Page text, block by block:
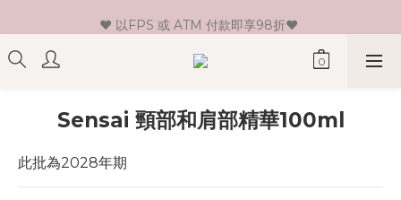
♥ 新會員登記即送HK$30 現金卷♥
♥ 以FPS 或 ATM 付款即享98折♥
♥ 單一消費折實價滿$399或以上即免運費♥
Sensai 頸部和肩部精華100ml
此批為2028年期